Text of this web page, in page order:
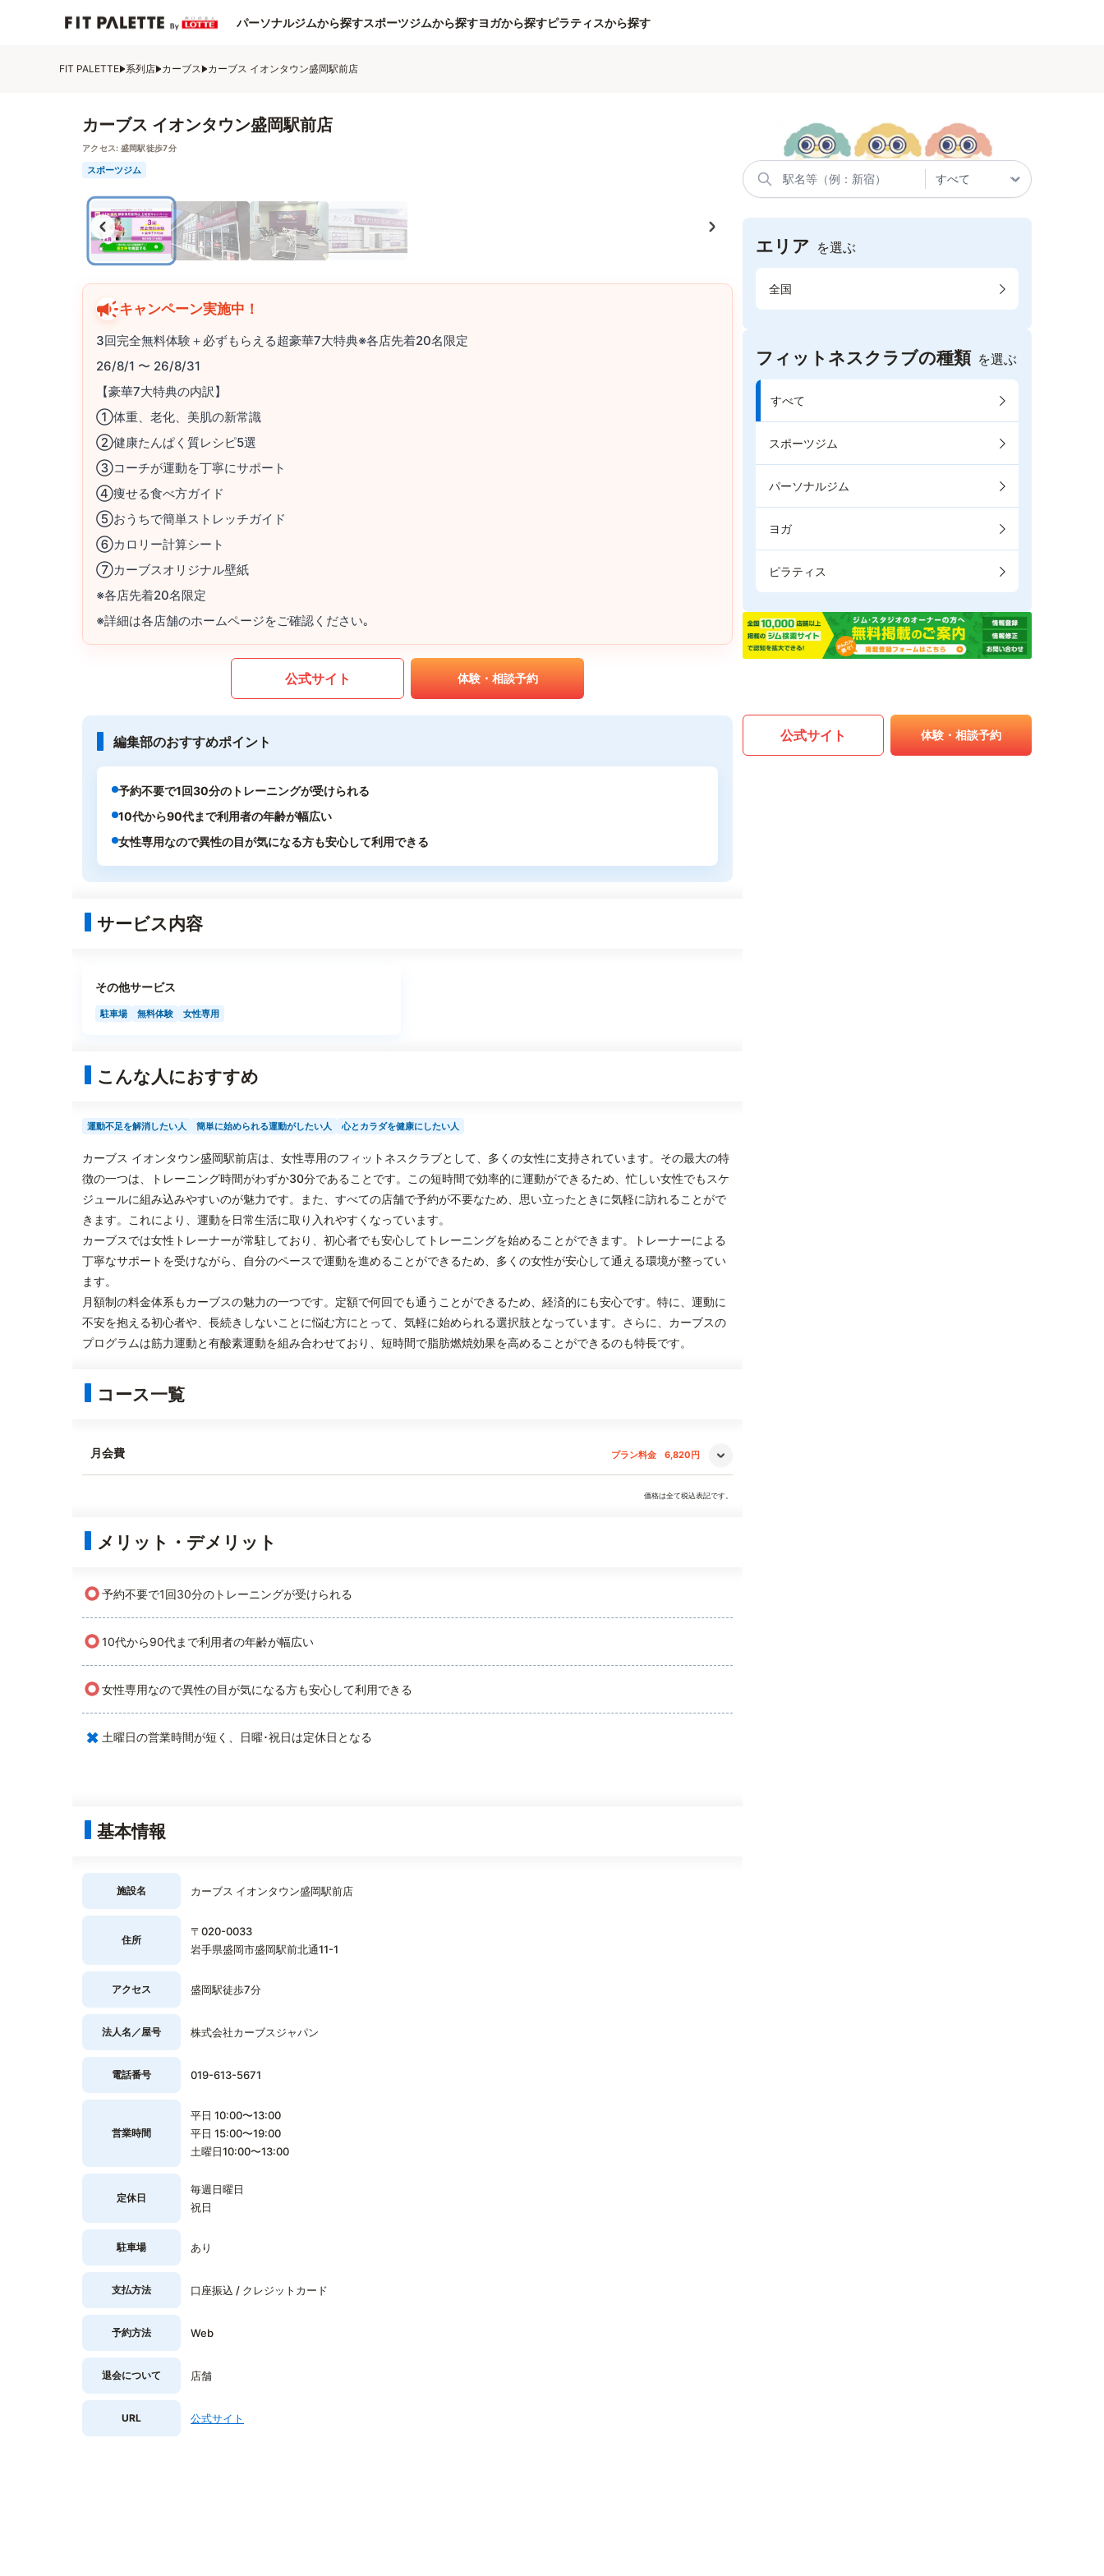
パーソナルジムから探すスポーツジムから探すヨガから探すピラティスから探す
FIT PALETTE 系列店 カーブス カーブス イオンタウン盛岡駅前店
カーブス イオンタウン盛岡駅前店
アクセス: 盛岡駅徒歩7分
スポーツジム
キャンペーン実施中！
3回完全無料体験＋必ずもらえる超豪華7大特典※各店先着20名限定
26/8/1 〜 26/8/31
【豪華7大特典の内訳】
①体重、老化、美肌の新常識
②健康たんぱく質レシピ5選
③コーチが運動を丁寧にサポート
④痩せる食べ方ガイド
⑤おうちで簡単ストレッチガイド
⑥カロリー計算シート
⑦カーブスオリジナル壁紙
※各店先着20名限定
※詳細は各店舗のホームページをご確認ください｡
公式サイト 体験・相談予約
編集部のおすすめポイント
予約不要で1回30分のトレーニングが受けられる
10代から90代まで利用者の年齢が幅広い
女性専用なので異性の目が気になる方も安心して利用できる
サービス内容
その他サービス
駐車場 無料体験 女性専用
こんな人におすすめ
運動不足を解消したい人 簡単に始められる運動がしたい人 心とカラダを健康にしたい人
カーブス イオンタウン盛岡駅前店は、女性専用のフィットネスクラブとして、多くの女性に支持されています。その最大の特
徴の一つは、トレーニング時間がわずか30分であることです。この短時間で効率的に運動ができるため、忙しい女性でもスケ
ジュールに組み込みやすいのが魅力です。また、すべての店舗で予約が不要なため、思い立ったときに気軽に訪れることがで
きます。これにより、運動を日常生活に取り入れやすくなっています。
カーブスでは女性トレーナーが常駐しており、初心者でも安心してトレーニングを始めることができます。トレーナーによる
丁寧なサポートを受けながら、自分のペースで運動を進めることができるため、多くの女性が安心して通える環境が整ってい
ます。
月額制の料金体系もカーブスの魅力の一つです。定額で何回でも通うことができるため、経済的にも安心です。特に、運動に
不安を抱える初心者や、長続きしないことに悩む方にとって、気軽に始められる選択肢となっています。さらに、カーブスの
プログラムは筋力運動と有酸素運動を組み合わせており、短時間で脂肪燃焼効果を高めることができるのも特長です。
コース一覧
月会費 プラン料金 6,820円
価格は全て税込表記です。
メリット・デメリット
○予約不要で1回30分のトレーニングが受けられる
○10代から90代まで利用者の年齢が幅広い
○女性専用なので異性の目が気になる方も安心して利用できる
× 土曜日の営業時間が短く、日曜･祝日は定休日となる
基本情報
施設名 カーブス イオンタウン盛岡駅前店
住所
〒020-0033
岩手県盛岡市盛岡駅前北通11-1
アクセス 盛岡駅徒歩7分
法人名／屋号 株式会社カーブスジャパン
電話番号 019-613-5671
営業時間
平日 10:00〜13:00
平日 15:00〜19:00
土曜日10:00〜13:00
定休日
毎週日曜日
祝日
駐車場 あり
支払方法 口座振込 / クレジットカード
予約方法 Web
退会について 店舗
URL 公式サイト
エリア を選ぶ
全国
フィットネスクラブの種類 を選ぶ
すべて
スポーツジム
パーソナルジム
ヨガ
ピラティス
公式サイト 体験・相談予約